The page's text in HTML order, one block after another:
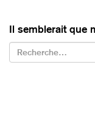
Il semblerait que